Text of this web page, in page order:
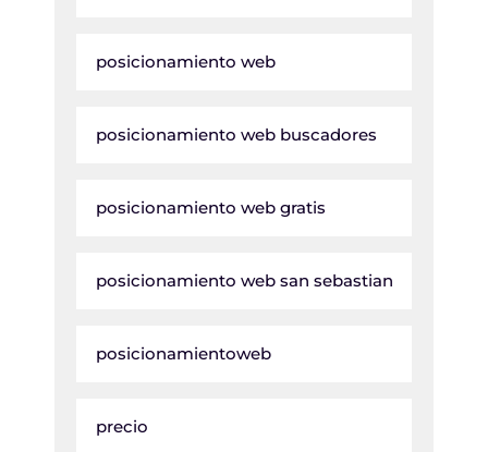
posicionamiento web
posicionamiento web buscadores
posicionamiento web gratis
posicionamiento web san sebastian
posicionamientoweb
precio